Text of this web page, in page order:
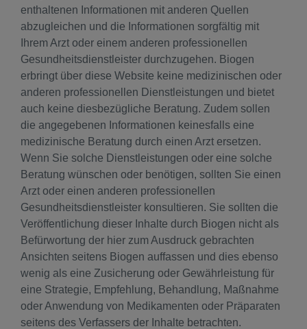
enthaltenen Informationen mit anderen Quellen
abzugleichen und die Informationen sorgfältig mit
Ihrem Arzt oder einem anderen professionellen
Gesundheitsdienstleister durchzugehen. Biogen
erbringt über diese Website keine medizinischen oder
anderen professionellen Dienstleistungen und bietet
auch keine diesbezügliche Beratung. Zudem sollen
die angegebenen Informationen keinesfalls eine
medizinische Beratung durch einen Arzt ersetzen.
Wenn Sie solche Dienstleistungen oder eine solche
Beratung wünschen oder benötigen, sollten Sie einen
Arzt oder einen anderen professionellen
Gesundheitsdienstleister konsultieren. Sie sollten die
Veröffentlichung dieser Inhalte durch Biogen nicht als
Befürwortung der hier zum Ausdruck gebrachten
Ansichten seitens Biogen auffassen und dies ebenso
wenig als eine Zusicherung oder Gewährleistung für
eine Strategie, Empfehlung, Behandlung, Maßnahme
oder Anwendung von Medikamenten oder Präparaten
seitens des Verfassers der Inhalte betrachten.